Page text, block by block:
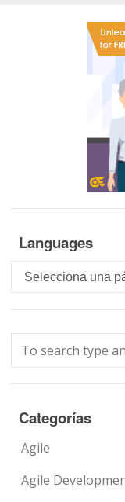
Languages
Languages
Categorías
Agile
Agile